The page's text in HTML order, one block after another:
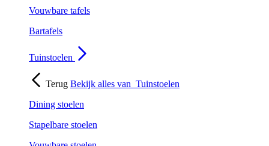
Vouwbare tafels
Bartafels
Tuinstoelen
Terug Bekijk alles van Tuinstoelen
Dining stoelen
Stapelbare stoelen